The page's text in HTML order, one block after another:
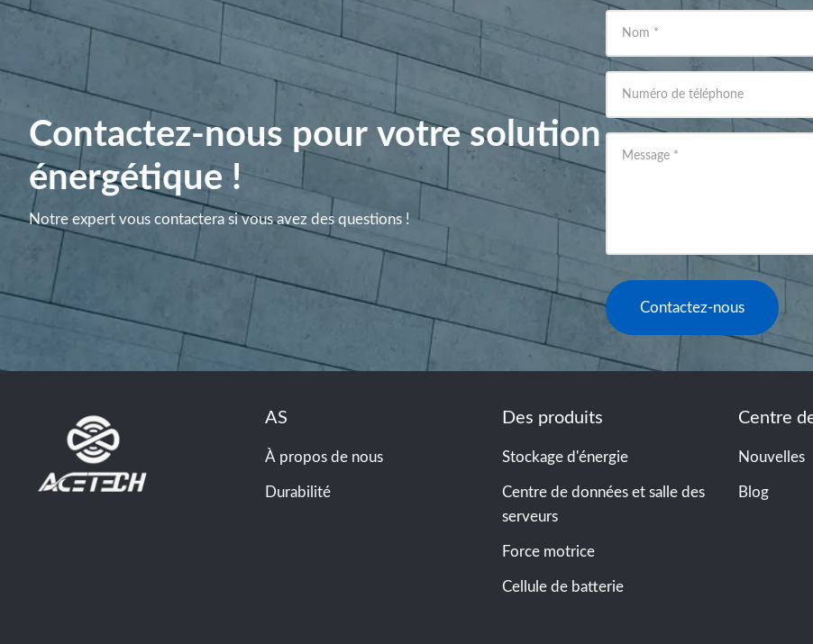
Contactez-nous pour votre solution
énergétique !
Notre expert vous contactera si vous avez des questions !
Nom *
Numéro de téléphone
Message *
Contactez-nous
AS
À propos de nous
Durabilité
Des produits
Stockage d'énergie
Centre de données et salle des
serveurs
Force motrice
Cellule de batterie
Centre
Nouvelles
Blog